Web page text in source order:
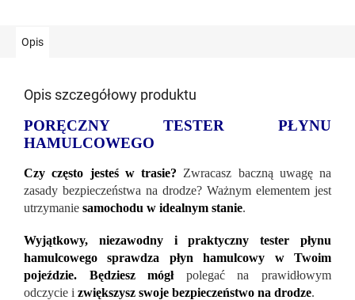
Opis
Opis szczegółowy produktu
PORĘCZNY TESTER PŁYNU
HAMULCOWEGO
Czy często jesteś w trasie? Zwracasz baczną uwagę na
zasady bezpieczeństwa na drodze? Ważnym elementem jest
utrzymanie samochodu w idealnym stanie.
Wyjątkowy, niezawodny i praktyczny tester płynu
hamulcowego sprawdza płyn hamulcowy w Twoim
pojeździe.
Będziesz mógłpolegać na prawidłowym
odczycie i zwiększysz swoje bezpieczeństwo na drodze.